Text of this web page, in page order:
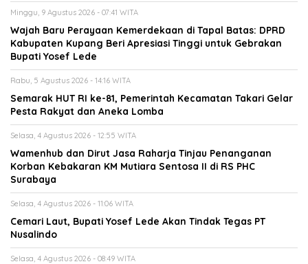
Minggu, 9 Agustus 2026 - 07:41 WITA
Wajah Baru Perayaan Kemerdekaan di Tapal Batas: DPRD
Kabupaten Kupang Beri Apresiasi Tinggi untuk Gebrakan
Bupati Yosef Lede
Rabu, 5 Agustus 2026 - 14:16 WITA
Semarak HUT RI ke-81, Pemerintah Kecamatan Takari Gelar
Pesta Rakyat dan Aneka Lomba
Selasa, 4 Agustus 2026 - 12:55 WITA
Wamenhub dan Dirut Jasa Raharja Tinjau Penanganan
Korban Kebakaran KM Mutiara Sentosa II di RS PHC
Surabaya
Selasa, 4 Agustus 2026 - 11:06 WITA
Cemari Laut, Bupati Yosef Lede Akan Tindak Tegas PT
Nusalindo
Selasa, 4 Agustus 2026 - 08:49 WITA